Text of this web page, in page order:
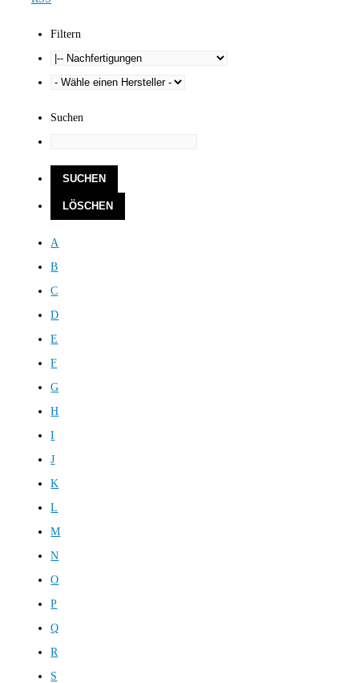
Filtern
Suchen
A
B
C
D
E
F
G
H
I
J
K
L
M
N
O
P
Q
R
S